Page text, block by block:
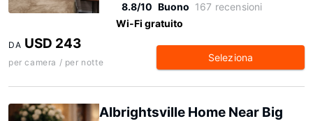
8.8/10 Buono 167 recensioni
Wi-Fi gratuito
DA USD 243
per camera / per notte Seleziona
Albrightsville Home Near Big